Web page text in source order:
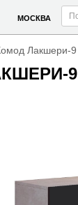
МОСКВА
Лакшери-9
9